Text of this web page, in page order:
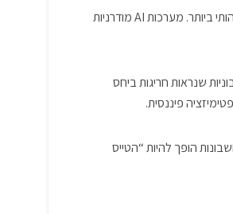
(AI) מתחילה לסייע בקבלת החלטות. כאן טמון השינוי המהותי ביותר. מערכות AI מודרניות
שנראות חריגות ביחס
הופך להיות “הטייס